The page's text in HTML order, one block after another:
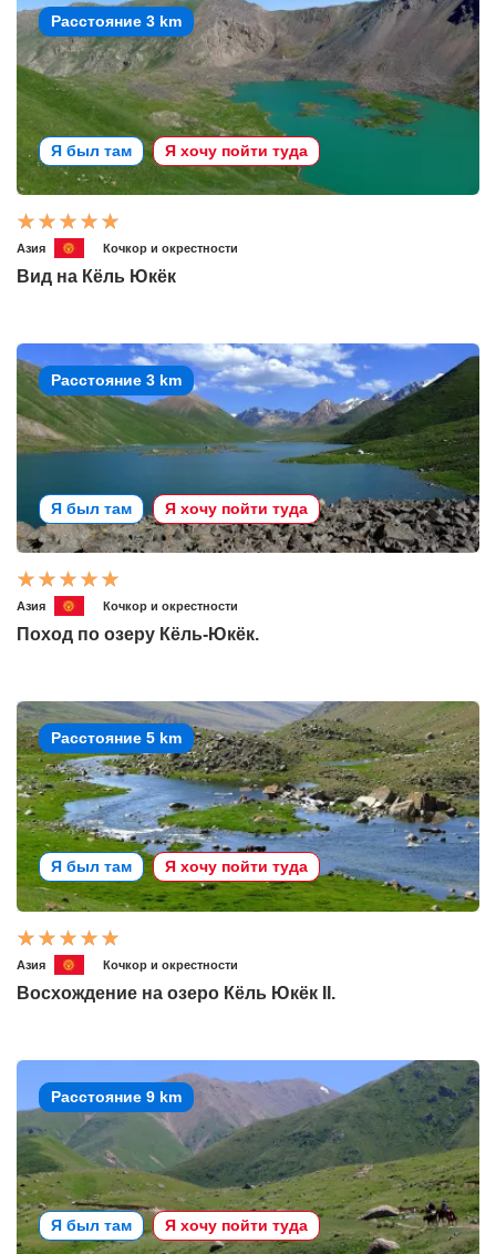
Расстояние 3 km
Я был там Я хочу пойти туда
Азия Кочкор и окрестности
Вид на Кёль Юкёк
Расстояние 3 km
Я был там Я хочу пойти туда
Азия Кочкор и окрестности
Поход по озеру Кёль-Юкёк.
Расстояние 5 km
Я был там Я хочу пойти туда
Азия Кочкор и окрестности
Восхождение на озеро Кёль Юкёк II.
Расстояние 9 km
Я был там Я хочу пойти туда